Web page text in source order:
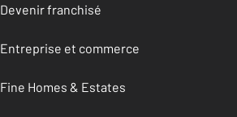
Devenir franchisé
Entreprise et commerce
Fine Homes & Estates